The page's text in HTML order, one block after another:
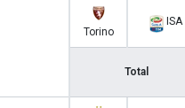
Torino
ISA
Total